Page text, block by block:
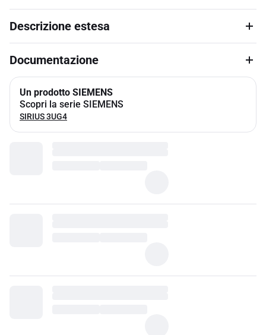
Descrizione estesa
Documentazione
Un prodotto SIEMENS
Scopri la serie SIEMENS
SIRIUS 3UG4